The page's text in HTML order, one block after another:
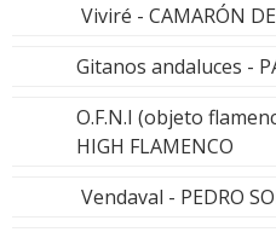
Viviré - CAMARÓN
Gitanos andaluces -
O.F.N.I (objeto
HIGH FLAMENCO
Vendaval - PEDRO